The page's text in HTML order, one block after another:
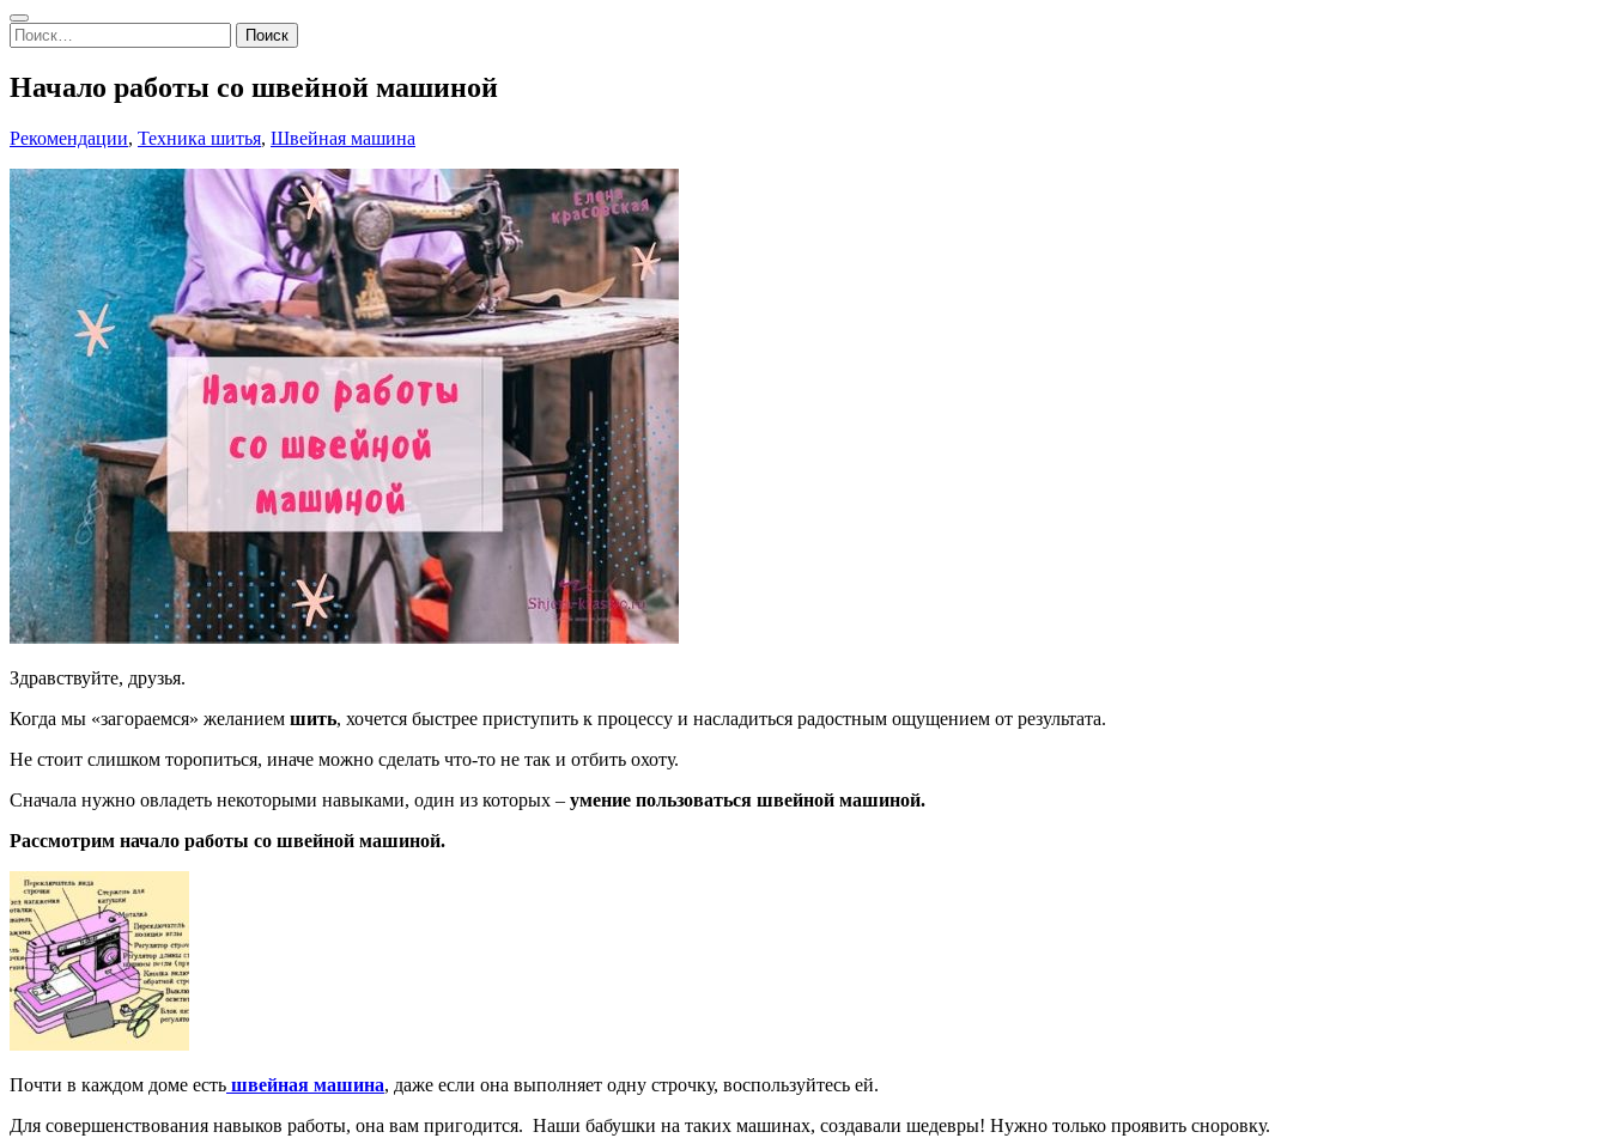
Search
Найти:
Начало работы со швейной машиной
Рекомендации, Техника шитья, Швейная машина
Здравствуйте, друзья.
Когда мы «загораемся» желанием шить, хочется быстрее приступить к процессу и насладиться радостным ощущением от результата.
Не стоит слишком торопиться, иначе можно сделать что-то не так и отбить охоту.
Сначала нужно овладеть некоторыми навыками, один из которых – умение пользоваться швейной машиной.
Рассмотрим начало работы со швейной машиной.
Почти в каждом доме есть швейная машина, даже если она выполняет одну строчку, воспользуйтесь ей.
Для совершенствования навыков работы, она вам пригодится. Наши бабушки на таких машинах, создавали шедевры! Нужно только проявить сноровку.